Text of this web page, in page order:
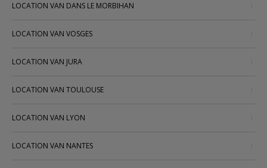
LOCATION VAN DANS LE MORBIHAN
LOCATION VAN VOSGES
LOCATION VAN JURA
LOCATION VAN TOULOUSE
LOCATION VAN LYON
LOCATION VAN NANTES